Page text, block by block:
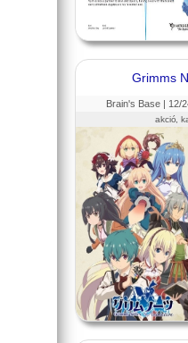
Grimms
Brain's Base | 12/
akció,